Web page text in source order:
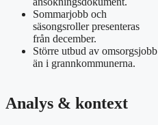
Sommarjobb och
säsongsroller presenteras
från december.
Större utbud av omsorgsjobb
än i grannkommunerna.
Analys & kontext